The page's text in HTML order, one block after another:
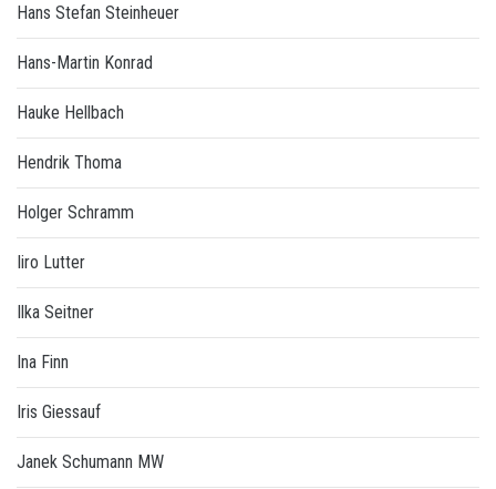
Hans Stefan Steinheuer
Hans-Martin Konrad
Hauke Hellbach
Hendrik Thoma
Holger Schramm
Iiro Lutter
Ilka Seitner
Ina Finn
Iris Giessauf
Janek Schumann MW